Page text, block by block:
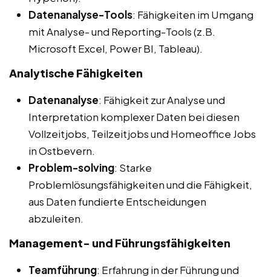
Datenanalyse-Tools: Fähigkeiten im Umgang
mit Analyse- und Reporting-Tools (z.B.
Microsoft Excel, Power BI, Tableau).
Analytische Fähigkeiten
Datenanalyse: Fähigkeit zur Analyse und
Interpretation komplexer Daten bei diesen
Vollzeitjobs, Teilzeitjobs und Homeoffice Jobs
in Ostbevern.
Problem-solving: Starke
Problemlösungsfähigkeiten und die Fähigkeit,
aus Daten fundierte Entscheidungen
abzuleiten.
Management- und Führungsfähigkeiten
Teamführung: Erfahrung in der Führung und